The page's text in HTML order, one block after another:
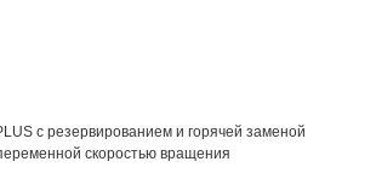
с резервированием и горячей заменой
скоростью вращения